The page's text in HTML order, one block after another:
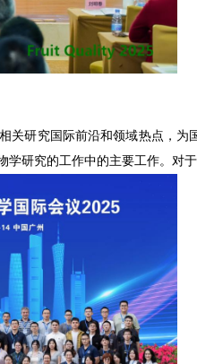
研究国际前沿和领域热点，为
研究的工作中的主要工作。对